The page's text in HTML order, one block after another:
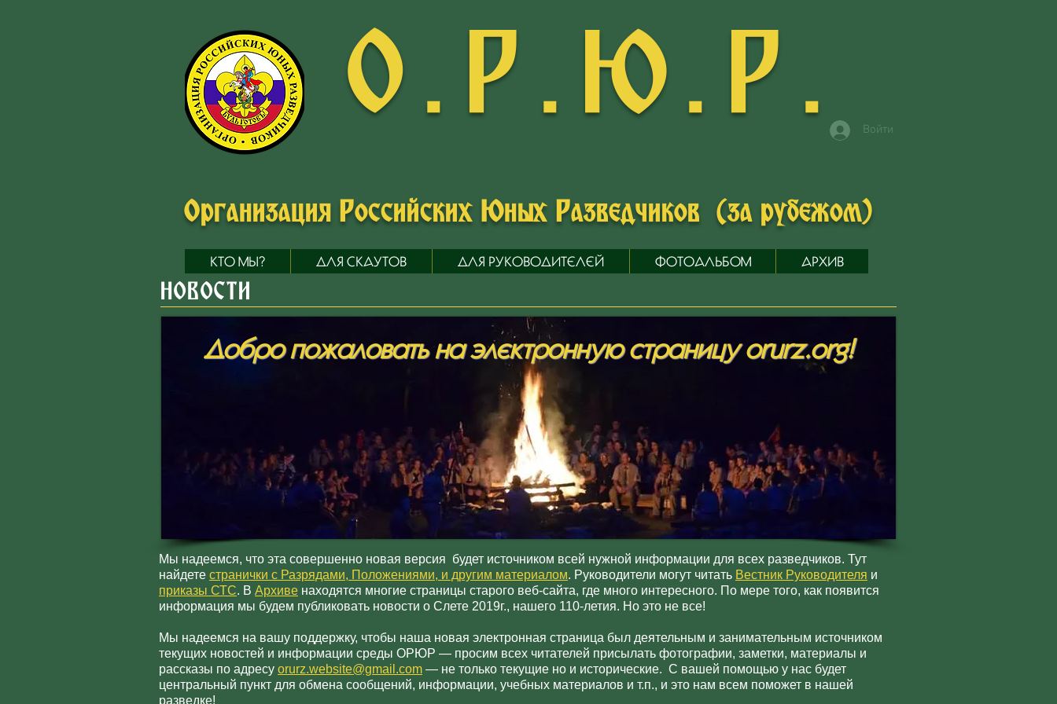
О.Р.Ю.Р. Войти
Организация Российских Юных Разведчиков (за рубежом)
КТО МЫ? ДЛЯ СКАУТОВ ДЛЯ РУКОВОДИТЕЛЕЙ ФОТОАЛЬБОМ АРХИВ
НОВОСТИ
Добро пожаловать на электронную страницу orurz.org!
Мы надеемся, что эта совершенно новая версия будет источником всей нужной информации для всех разведчиков. Тут
найдете странички с Разрядами, Положениями, и другим материалом. Руководители могут читать Вестник Руководителя и
приказы СТС. В Архиве находятся многие страницы старого веб-сайта, где много интересного. По мере того, как появится
информация мы будем публиковать новости о Слете 2019г., нашего 110-летия. Но это не все!
Мы надеемся на вашу поддержку, чтобы наша новая электронная страница был деятельным и занимательным источником
текущих новостей и информации среды ОРЮР — просим всех читателей присылать фотографии, заметки, материалы и
рассказы по адресу orurz.website@gmail.com — не только текущие но и исторические. С вашей помощью у нас будет
центральный пункт для обмена сообщений, информации, учебных материалов и т.п., и это нам всем поможет в нашей
разведке!